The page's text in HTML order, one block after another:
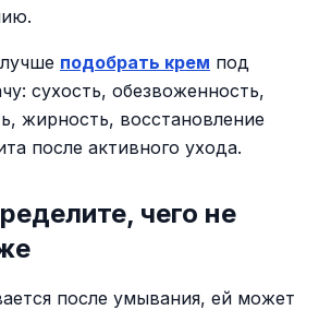
подобрать крем под
сухость, обезвоженность,
жирность, восстановление
после активного ухода.
чего не
после умывания, ей может